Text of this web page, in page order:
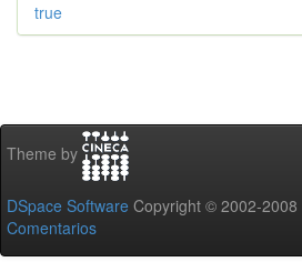
true
Theme by
DSpace Software Copyright © 2002-2008
Comentarios